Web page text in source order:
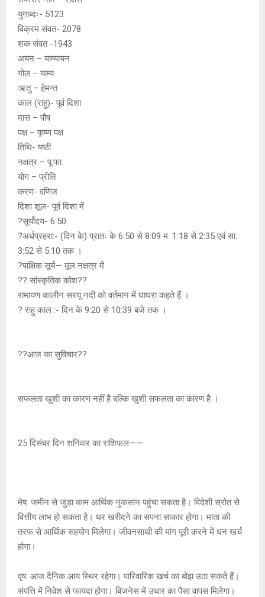
p
k
युगाब्दः- 5123
विक्रम संवत- 2078
शक संवत -1943
अयन – याम्यायन
गोल – याम्य
ऋतु – हेमन्त
काल (राहु)- पूर्व दिशा
मास – पौष
पक्ष – कृष्ण पक्ष
तिथि- षष्ठी
नक्षत्र – पू.फा.
योग – प्रीति
करण- वणिज
दिशा शूल- पूर्व दिशा में
?सूर्योदय- 6:50
?अर्धप्रहरा:- (दिन के) प्रातः के 6:50 से 8:09 म. 1:18 से 2:35 एवं सा.
3:52 से 5:10 तक ।
?पाक्षिक सूर्य— मूल नक्षत्र में
?? सांस्कृतिक कोश??
रामायण कालीन सरयू नदी को वर्तमान में घाघरा कहते हैं ।
? राहु काल :- दिन के 9:20 से 10:39 बजे तक ।
??आज का सुविचार??
सफलता खुशी का कारण नहीं है बल्कि खुशी सफलता का कारण है ।
25 दिसंबर दिन शनिवार का राशिफल——
मेष: जमीन से जुड़ा काम आर्थिक नुकसान पहुंचा सकता है। विदेशी स्रोत से
वित्तीय लाभ हो सकता है। घर खरीदने का सपना साकार होगा। माता की
तरफ से आर्थिक सहयोग मिलेगा। जीवनसाथी की मांग पूरी करने में धन खर्च
होगा।
वृष: आज दैनिक आय स्थिर रहेगा। पारिवारिक खर्च का बोझ उठा सकते हैं।
संपत्ति में निवेश से फायदा होगा। बिजनेस में उधार का पैसा वापस मिलेगा।